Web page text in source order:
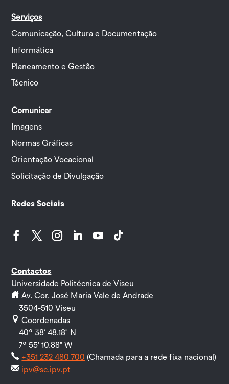
Serviços
Comunicação, Cultura e Documentação
Informática
Planeamento e Gestão
Técnico
Comunicar
Imagens
Normas Gráficas
Orientação Vocacional
Solicitação de Divulgação
Redes Sociais
Contactos
Universidade Politécnica de Viseu
Av. Cor. José Maria Vale de Andrade
3504-510 Viseu
Coordenadas
40º 38' 48.18" N
7º 55' 10.88" W
+351 232 480 700 (Chamada para a rede fixa nacional)
ipv@sc.ipv.pt